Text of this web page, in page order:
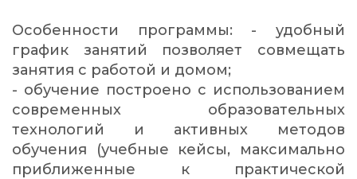
Особенности программы: - удобный
график занятий позволяет совмещать
занятия с работой и домом;
- обучение построено с использованием
современных образовательных
технологий и активных методов
обучения (учебные кейсы, максимально
приближенные к практической